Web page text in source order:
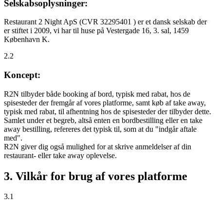
Selskabsoplysninger:
Restaurant 2 Night ApS (CVR 32295401 ) er et dansk selskab der
er stiftet i 2009, vi har til huse på Vestergade 16, 3. sal, 1459
København K.
2.2
Koncept:
R2N tilbyder både booking af bord, typisk med rabat, hos de
spisesteder der fremgår af vores platforme, samt køb af take away,
typisk med rabat, til afhentning hos de spisesteder der tilbyder dette.
Samlet under et begreb, altså enten en bordbestilling eller en take
away bestilling, refereres det typisk til, som at du "indgår aftale
med".
R2N giver dig også mulighed for at skrive anmeldelser af din
restaurant- eller take away oplevelse.
3. Vilkår for brug af vores platforme
3.1